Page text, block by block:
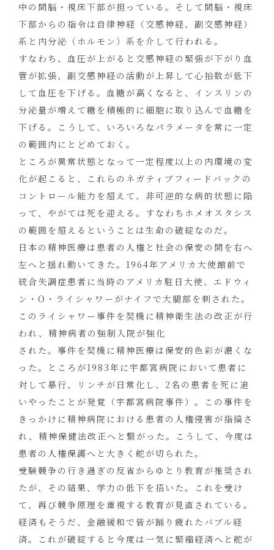
中の間脳・視床下部が担っている。そして間脳・視床
下部からの指令は自律神経（交感神経、副交感神経）
系と内分泌（ホルモン）系を介して行われる。
すなわち、血圧が上がると交感神経の緊張が下がり血
管が拡張、副交感神経の活動が上昇して心拍数が低下
して血圧を下げる。血糖が高くなると、インスリンの
分泌量が増えて糖を積極的に細胞に取り込んで血糖を
下げる。こうして、いろいろなパラメータを常に一定
の範囲内にとどめておく。
ところが異常状態となって一定程度以上の内環境の変
化が起こると、これらのネガティブフィードバックの
コントロール能力を超えて、非可逆的な病的状態に陥
って、やがては死を迎える。すなわちホメオスタシス
の範囲を超えるということは生命の破綻なのだ。
日本の精神医療は患者の人権と社会の保安の間を右へ
左へと揺れ動いてきた。1964年アメリカ大使館前で
統合失調症患者に当時のアメリカ駐日大使、エドウィ
ン・O・ライシャワーがナイフで大腿部を刺された。
このライシャワー事件を契機に精神衛生法の改正が行
われ、精神病者の強制入院が強化
された。事件を契機に精神医療は保安的色彩が濃くな
った。ところが1983年に宇都宮病院において患者に
対して暴行、リンチが日常化し、2名の患者を死に追
いやったことが発覚（宇都宮病院事件）。この事件を
きっかけに精神病院における患者の人権侵害が指摘さ
れ、精神保健法改正へと繋がった。こうして、今度は
患者の人権保護へと大きく舵が切られた。
受験競争の行き過ぎの反省からゆとり教育が推奨され
たが、その結果、学力の低下を招いた。これを受け
て、再び競争原理を重視する教育が見直されている。
経済もそうだ、金融緩和で皆が踊り疲れたバブル経
済。これが破綻すると今度は一気に緊縮経済へと舵が